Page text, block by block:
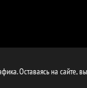
Оставаясь на сайте,